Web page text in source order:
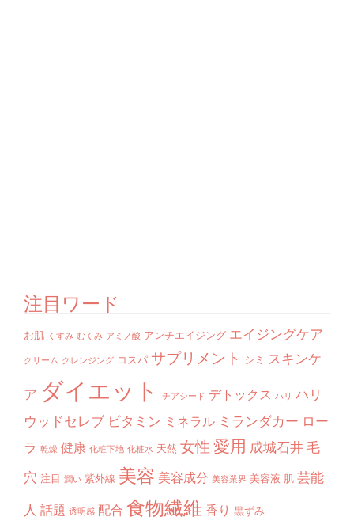
注目ワード
お肌 くすみ むくみ アミノ酸 アンチエイジング エイジングケア
クリーム クレンジング コスパ サプリメント シミ スキンケ
ア ダイエット チアシード デトックス ハリ ハリ
ウッドセレブ ビタミン ミネラル ミランダカー ロー
ラ 乾燥 健康 化粧下地 化粧水 天然 女性愛用 成城石井毛
穴 注目 潤い 紫外線 美容 美容成分 美容業界 美容液 肌 芸能
人 話題 透明感 配合 食物繊維 香り 黒ずみ